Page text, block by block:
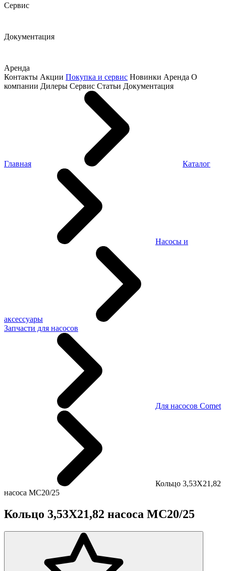
Сервис
Документация
Аренда
Контакты Акции Покупка и сервис Новинки Аренда О
компании Дилеры Сервис Статьи Документация
Главная Каталог
Насосы и
аксессуары
Запчасти для насосов
Для насосов Comet
Кольцо 3,53X21,82
насоса MC20/25
Кольцо 3,53X21,82 насоса MC20/25